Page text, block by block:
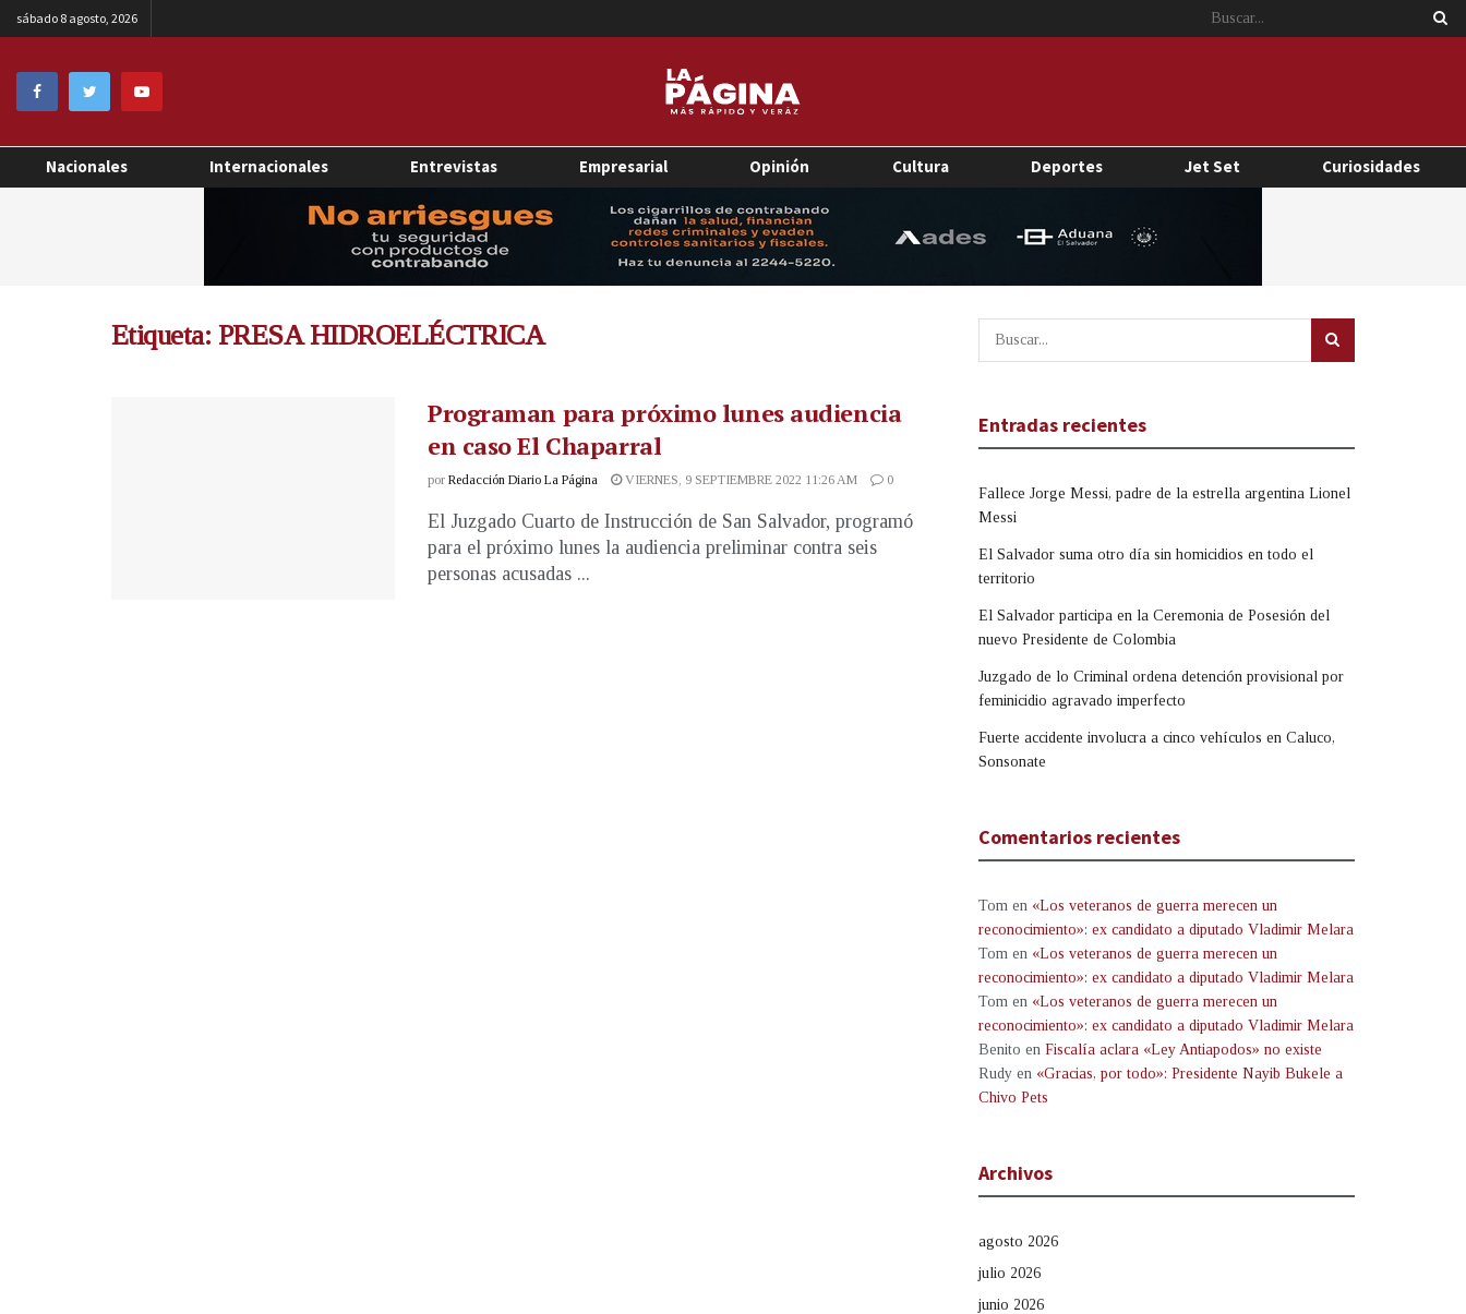
sábado 8 agosto, 2026
Nacionales Internacionales Entrevistas Empresarial Opinión Cultura Deportes Jet Set Curiosidades
Etiqueta: PRESA HIDROELÉCTRICA
Programan para próximo lunes audiencia
en caso El Chaparral
por Redacción Diario La Página VIERNES, 9 SEPTIEMBRE 2022 11:26 AM 0
El Juzgado Cuarto de Instrucción de San Salvador, programó
para el próximo lunes la audiencia preliminar contra seis
personas acusadas ...
Entradas recientes
Fallece Jorge Messi, padre de la estrella argentina Lionel
Messi
El Salvador suma otro día sin homicidios en todo el
territorio
El Salvador participa en la Ceremonia de Posesión del
nuevo Presidente de Colombia
Juzgado de lo Criminal ordena detención provisional por
feminicidio agravado imperfecto
Fuerte accidente involucra a cinco vehículos en Caluco,
Sonsonate
Comentarios recientes
Tom en «Los veteranos de guerra merecen un
reconocimiento»: ex candidato a diputado Vladimir Melara
Tom en «Los veteranos de guerra merecen un
reconocimiento»: ex candidato a diputado Vladimir Melara
Tom en «Los veteranos de guerra merecen un
reconocimiento»: ex candidato a diputado Vladimir Melara
Benito en Fiscalía aclara «Ley Antiapodos» no existe
Rudy en «Gracias, por todo»: Presidente Nayib Bukele a
Chivo Pets
Archivos
agosto 2026
julio 2026
junio 2026